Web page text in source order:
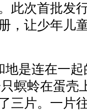
此次首批发
，让少年儿
是连在一起
螟蛉在蛋壳
三片。一片